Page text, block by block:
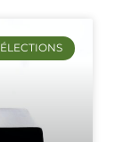
ÉLECTIONS